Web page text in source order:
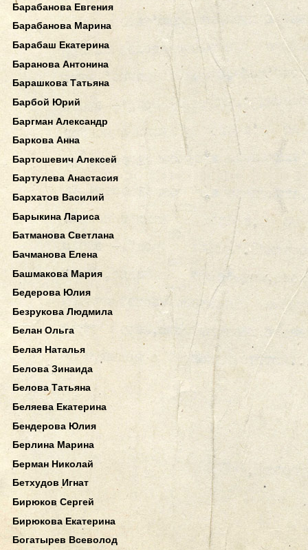
Барабанова Евгения
Барабанова Марина
Барабаш Екатерина
Баранова Антонина
Барашкова Татьяна
Барбой Юрий
Баргман Александр
Баркова Анна
Бартошевич Алексей
Бартулева Анастасия
Бархатов Василий
Барыкина Лариса
Батманова Светлана
Бачманова Елена
Башмакова Мария
Бедерова Юлия
Безрукова Людмила
Белан Ольга
Белая Наталья
Белова Зинаида
Белова Татьяна
Беляева Екатерина
Бендерова Юлия
Берлина Марина
Берман Николай
Бетхудов Игнат
Бирюков Сергей
Бирюкова Екатерина
Богатырев Всеволод